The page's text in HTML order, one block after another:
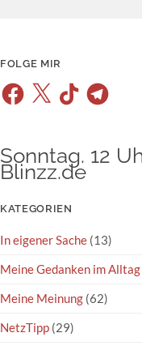
FOLGE MIR
Facebook
X TikTokTelegram
Sonntag. 12
Blinzz.de
KATEGORIEN
In eigener Sache (13)
Meine Gedanken im Alltag
Meine Meinung (62)
NetzTipp (29)